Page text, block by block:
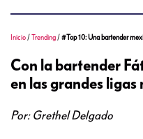
Inicio /Trending /#Top 10: Una bartender
Con la bartender
en las grandes ligas
Por: Grethel Delgado